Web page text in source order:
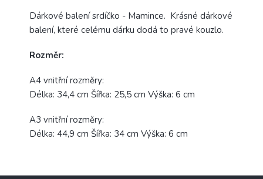
Dárkové balení srdíčko - Mamince. Krásné dárkové
balení, které celému dárku dodá to pravé kouzlo.
Rozměr:
A4 vnitřní rozměry:
Délka: 34,4 cm Šířka: 25,5 cm Výška: 6 cm
A3 vnitřní rozměry:
Délka: 44,9 cm Šířka: 34 cm Výška: 6 cm